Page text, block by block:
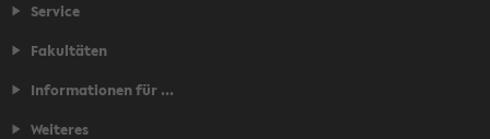
Service
Fakultäten
Informationen für ...
Weiteres